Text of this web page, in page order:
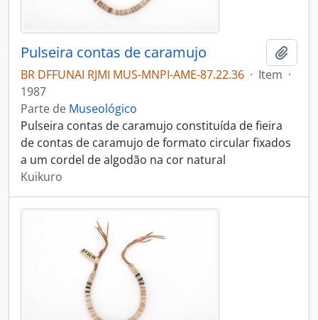
Pulseira contas de caramujo
BR DFFUNAI RJMI MUS-MNPI-AME-87.22.36 · Item ·
1987
Parte de Museológico
Pulseira contas de caramujo constituída de fieira
de contas de caramujo de formato circular fixados
a um cordel de algodão na cor natural
Kuikuro